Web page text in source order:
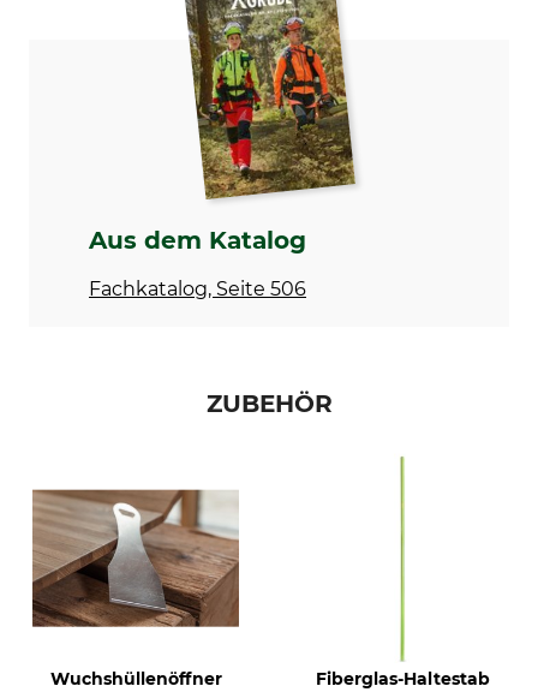
Aus dem Katalog
Fachkatalog, Seite 506
ZUBEHÖR
Wuchshüllenöffner Fiberglas-Haltestab